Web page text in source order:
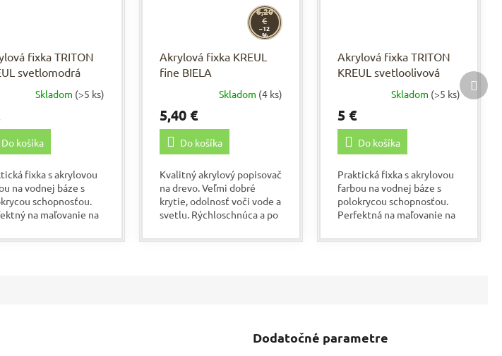
fixka TRITON
svetlomodrá
Skladom (>5 ks)
Do košíka
fixka s akrylovou
na vodnej báze s
schopnosťou.
na maľovanie na
je vodoodolný.
6,20
€
–12
%
Akrylová fixka KREUL
fine BIELA
Skladom (4 ks)
5,40 €
Do košíka
Kvalitný akrylový popisovač
na drevo. Veľmi dobré
krytie, odolnosť voči vode a
svetlu. Rýchloschnúca a po
Vhodné do interiéru aj
Akrylová fixka TRITON
KREUL svetloolivová
Skladom (>5 ks)
5 €
Do košíka
Praktická fixka s akrylovou
farbou na vodnej báze s
polokrycou schopnosťou.
Perfektná na maľovanie na
povrchu je vodoodolná.
Ďalší
Dodatočné parametre